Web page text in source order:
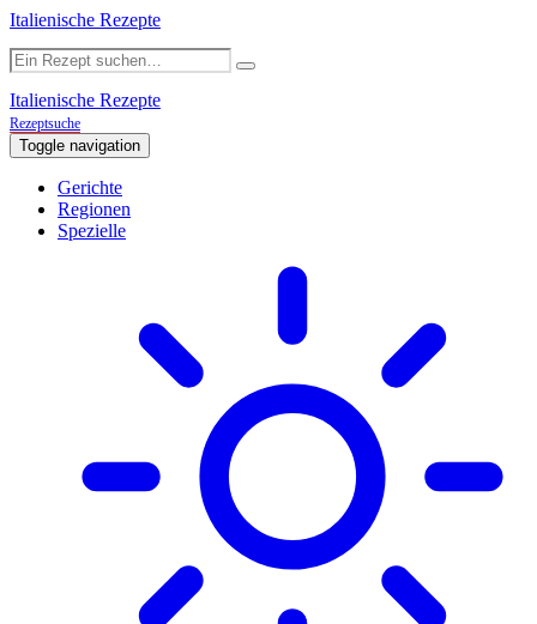
Italienische Rezepte
Italienische Rezepte
Rezeptsuche
Toggle navigation
Gerichte
Regionen
Spezielle